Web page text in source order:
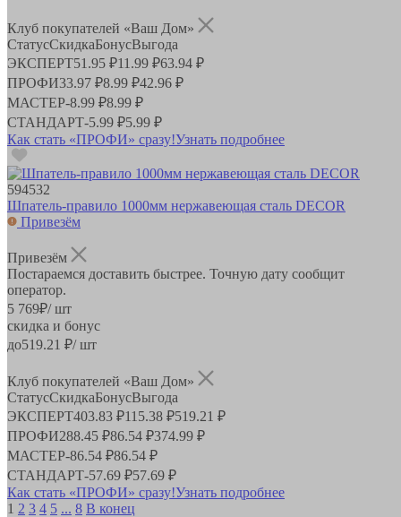
Клуб покупателей «Ваш Дом»
СтатусСкидкаБонусВыгода
ЭКСПЕРТ51.95 ₽11.99 ₽63.94 ₽
ПРОФИ33.97 ₽8.99 ₽42.96 ₽
МАСТЕР-8.99 ₽8.99 ₽
СТАНДАРТ-5.99 ₽5.99 ₽
Как стать «ПРОФИ» сразу!Узнать подробнее
594532
Шпатель-правило 1000мм нержавеющая сталь DECOR
Привезём
Привезём
Постараемся доставить быстрее. Точную дату сообщит
оператор.
5 769₽/ шт
скидка и бонус
до519.21 ₽/ шт
Клуб покупателей «Ваш Дом»
СтатусСкидкаБонусВыгода
ЭКСПЕРТ403.83 ₽115.38 ₽519.21 ₽
ПРОФИ288.45 ₽86.54 ₽374.99 ₽
МАСТЕР-86.54 ₽86.54 ₽
СТАНДАРТ-57.69 ₽57.69 ₽
Как стать «ПРОФИ» сразу!Узнать подробнее
1 2 3 4 5 ... 8 В конец